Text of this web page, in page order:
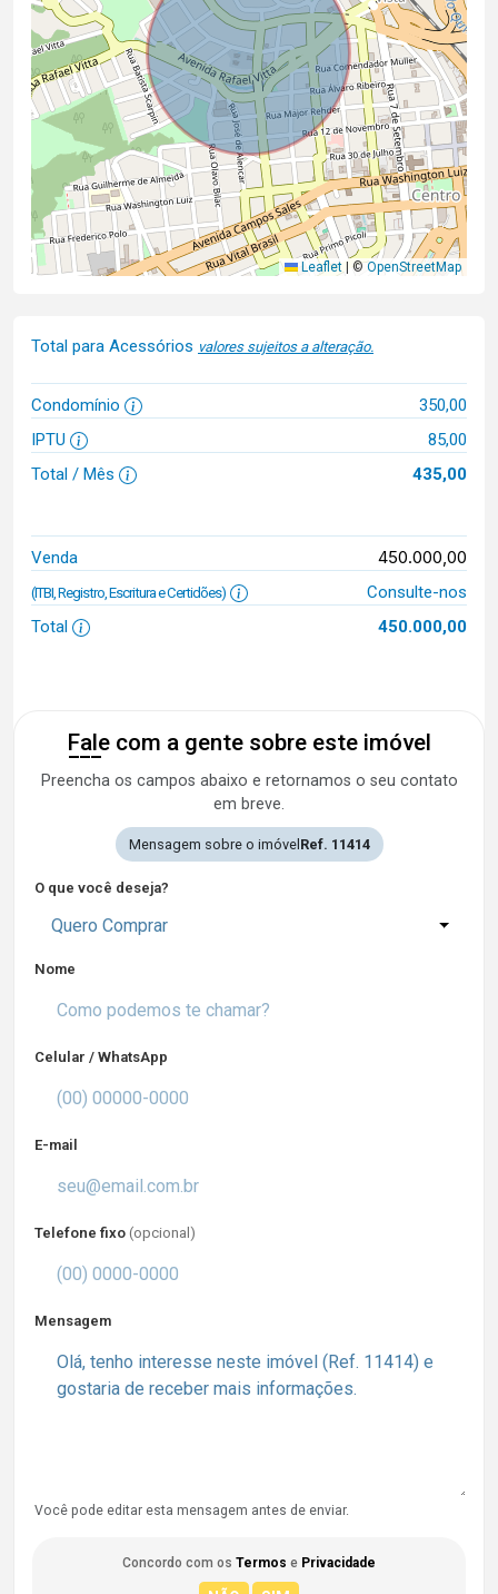
Leaflet ©OpenStreetMap
Total para Acessórios valores sujeitos a alteração.
Condomínio
350,00
IPTU
85,00
Total / Mês
435,00
Venda 450.000,00
(ITBI, Registro, Escritura e Certidões)
Consulte-nos
Total
450.000,00
Fale com a gente sobre este imóvel
Preencha os campos abaixo e retornamos o seu contato
em breve.
Mensagem sobre o imóvel Ref. 11414
O que você deseja?
Quero Comprar
Nome
Celular / WhatsApp
E-mail
Telefone fixo (opcional)
Mensagem
Você pode editar esta mensagem antes de enviar.
Concordo com os Termos e Privacidade